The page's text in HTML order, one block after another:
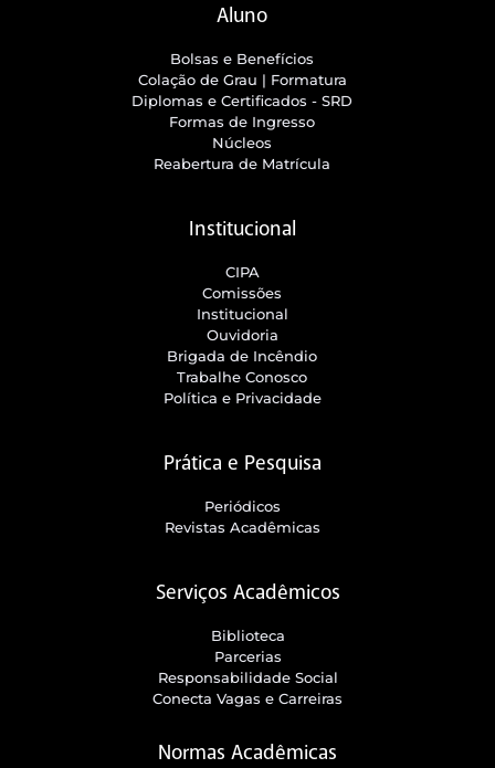
Aluno
Bolsas e Benefícios
Colação de Grau | Formatura
Diplomas e Certificados - SRD
Formas de Ingresso
Núcleos
Reabertura de Matrícula
Institucional
CIPA
Comissões
Institucional
Ouvidoria
Brigada de Incêndio
Trabalhe Conosco
Política e Privacidade
Prática e Pesquisa
Periódicos
Revistas Acadêmicas
Serviços Acadêmicos
Biblioteca
Parcerias
Responsabilidade Social
Conecta Vagas e Carreiras
Normas Acadêmicas